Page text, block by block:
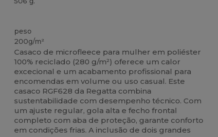
peso
200g/m²
Casaco de microfleece para mulher em poliéster
100% reciclado (280 g/m²) oferece um calor
excecional e um acabamento profissional para
encomendas em volume ou uso casual. Este
casaco RGF628 da Regatta combina
sustentabilidade com desempenho técnico. Com
um ajuste regular, gola alta e fecho frontal
completo com aba de proteção, garante conforto
em condições frias. A inclusão de dois grandes